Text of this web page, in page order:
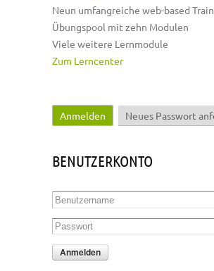
Neun umfangreiche web-based
Übungspool mit zehn Modulen
Viele weitere Lernmodule
Zum Lerncenter
Haupt-Reiter
Anmelden (aktiver Reiter)
Neues Passwort
BENUTZERKONTO
Benutzername
Passwort